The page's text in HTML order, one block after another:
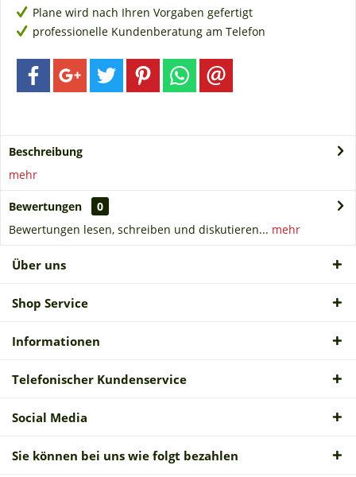
Plane wird nach Ihren Vorgaben gefertigt
professionelle Kundenberatung am Telefon
Beschreibung
mehr
Bewertungen
0
Bewertungen lesen, schreiben und diskutieren... mehr
Über uns
Shop Service
Informationen
Telefonischer Kundenservice
Social Media
Sie können bei uns wie folgt bezahlen